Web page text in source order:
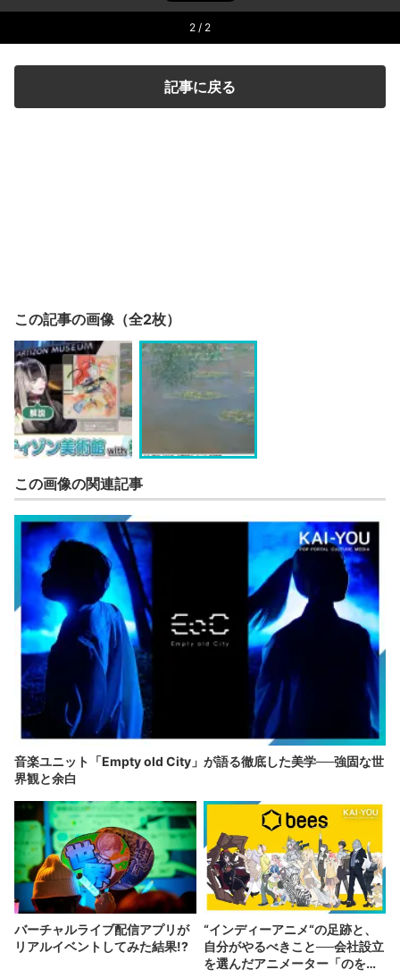
2 / 2
記事に戻る
この記事の画像（全2枚）
この画像の関連記事
音楽ユニット「Empty old City」が語る徹底した美学──強固な世
界観と余白
バーチャルライブ配信アプリが
リアルイベントしてみた結果!?
“インディーアニメ“の足跡と、
自分がやるべきこと──会社設立
を選んだアニメーター「のを